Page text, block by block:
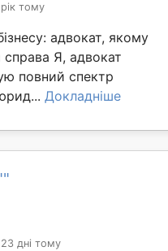
тому
адвокат, якому
справа Я, адвокат
повний спектр
Докладніше
23 дні тому